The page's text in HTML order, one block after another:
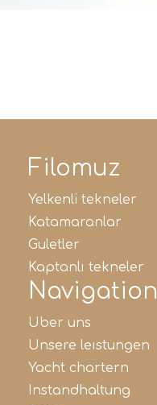
Filomuz
yelkenli tekneler
katamaranlar
guletler
kaptanlı tekneler
Navigation
uber uns
unsere leistungen
yacht chartern
instandhaltung